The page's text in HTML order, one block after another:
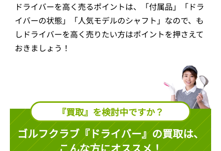
ドライバーを高く売るポイントは、「付属品」「ドラ
イバーの状態」「人気モデルのシャフト」なので、も
しドライバーを高く売りたい方はポイントを押さえて
おきましょう！
『買取』を検討中ですか？
ゴルフクラブ『ドライバー』の買取は、
こんな方にオススメ！